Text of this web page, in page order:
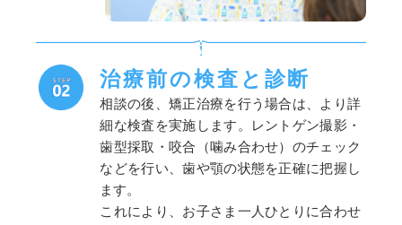
治療前の検査と診断
相談の後、矯正治療を行う場合は、より詳
細な検査を実施します。レントゲン撮影・
歯型採取・咬合（噛み合わせ）のチェック
などを行い、歯や顎の状態を正確に把握し
ます。
これにより、お子さま一人ひとりに合わせ